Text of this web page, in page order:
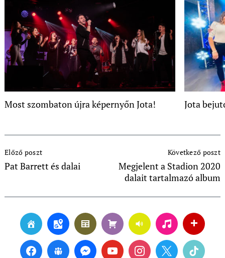
Most szombaton újra képernyőn Jota! Jota
Navigation
Előző poszt
Pat Barrett és dalai
Következő poszt
Megjelent a Stadion 2020
dalait tartalmazó album